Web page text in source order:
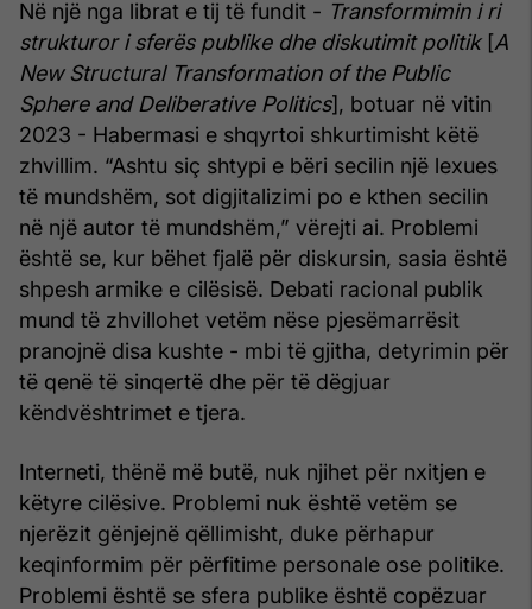
Në një nga librat e tij të fundit - Transformimin i ri
strukturor i sferës publike dhe diskutimit politik[A
New Structural Transformation of the Public
Sphere and Deliberative Politics], botuar në vitin
2023 - Habermasi e shqyrtoi shkurtimisht këtë
zhvillim. “Ashtu siç shtypi e bëri secilin një lexues
të mundshëm, sot digjitalizimi po e kthen secilin
në një autor të mundshëm,” vërejti ai. Problemi
është se, kur bëhet fjalë për diskursin, sasia është
shpesh armike e cilësisë. Debati racional publik
mund të zhvillohet vetëm nëse pjesëmarrësit
pranojnë disa kushte - mbi të gjitha, detyrimin për
të qenë të sinqertë dhe për të dëgjuar
këndvështrimet e tjera.
Interneti, thënë më butë, nuk njihet për nxitjen e
këtyre cilësive. Problemi nuk është vetëm se
njerëzit gënjejnë qëllimisht, duke përhapur
keqinformim për përfitime personale ose politike.
Problemi është se sfera publike është copëzuar